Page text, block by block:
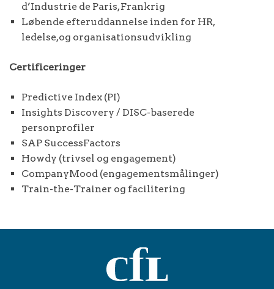
d’Industrie de Paris, Frankrig
Løbende efteruddannelse inden for HR,
ledelse,og organisationsudvikling
Certificeringer
Predictive Index (PI)
Insights Discovery / DISC-baserede
personprofiler
SAP SuccessFactors
Howdy (trivsel og engagement)
CompanyMood (engagementsmålinger)
Train-the-Trainer og facilitering